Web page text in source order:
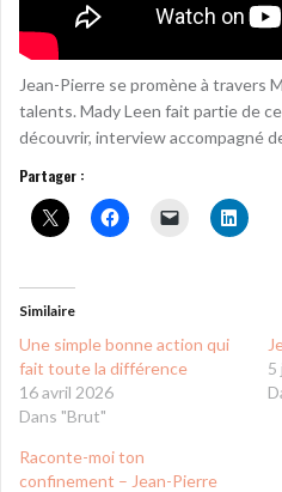
Jean-Pierre se promène à travers
talents. Mady Leen fait partie de
découvrir, interview accompagné
Partager :
Similaire
Une simple bonne action qui
fait toute la différence
16 avril 2026
Dans "Brut"
5
Raconte-moi ton
confinement – Jean-Pierre